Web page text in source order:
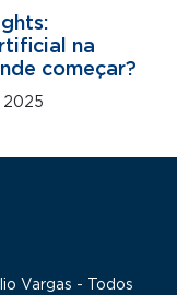
na
começar?
2025
Vargas - Todos